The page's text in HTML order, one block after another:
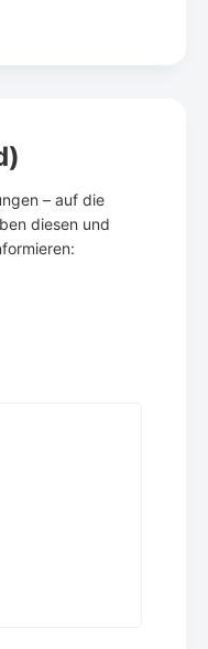
– auf die
diesen und